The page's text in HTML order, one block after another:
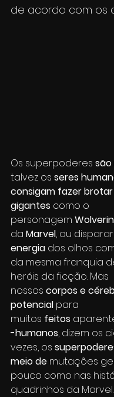
de acordo com os
Os superpoderes são
talvez os seres
consigam fazer
gigantes como o
personagem
da Marvel, ou disparar
energia dos olhos
da mesma franquia
heróis da ficção. Mas
nossos corpos e
potencial para
muitos feitos
-humanos, dizem os
vezes, os
meio de mutações
pouco como nas
quadrinhos da Marvel.